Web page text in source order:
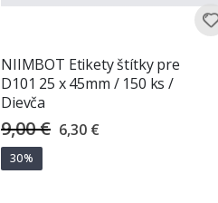
NIIMBOT Etikety štítky pre
D101 25 x 45mm / 150 ks /
Dievča
9,00 € Special
Price
6,30 €
30%